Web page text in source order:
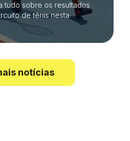
tudo sobre os resultados
de tênis nesta
notícias